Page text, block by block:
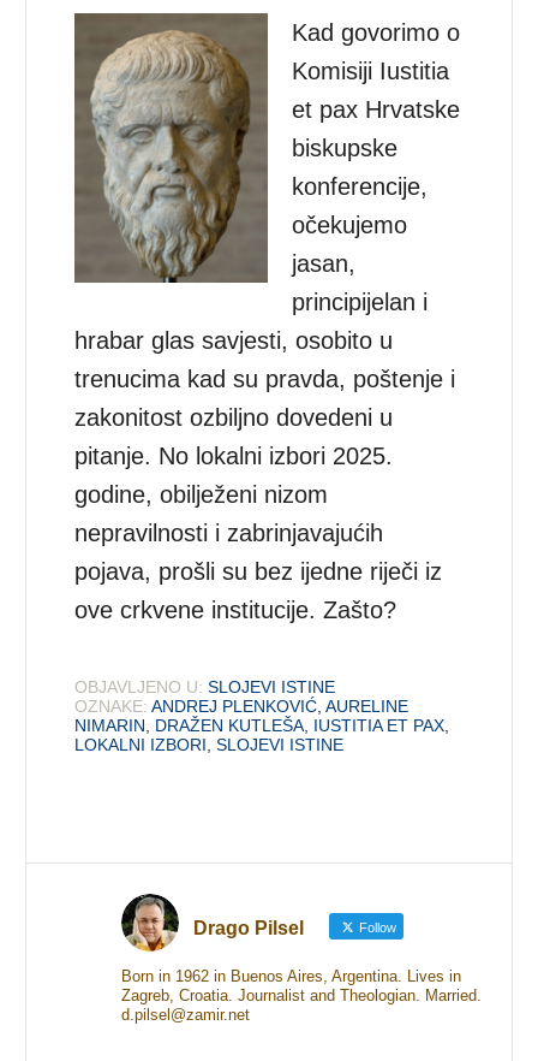
Kad govorimo o
Komisiji Iustitia
et pax Hrvatske
biskupske
konferencije,
očekujemo
jasan,
principijelan i
hrabar glas savjesti, osobito u
trenucima kad su pravda, poštenje i
zakonitost ozbiljno dovedeni u
pitanje. No lokalni izbori 2025.
godine, obilježeni nizom
nepravilnosti i zabrinjavajućih
pojava, prošli su bez ijedne riječi iz
ove crkvene institucije. Zašto?
OBJAVLJENO U: SLOJEVI ISTINE
OZNAKE: ANDREJ PLENKOVIĆ ,AURELINE
NIMARIN
DRAŽEN KUTLEŠA IUSTITIA ET PAX
LOKALNI IZBORI ,SLOJEVI ISTINE
Drago Pilsel Follow
Born in 1962 in Buenos Aires, Argentina. Lives in
Zagreb, Croatia. Journalist and Theologian. Married.
d.pilsel@zamir.net